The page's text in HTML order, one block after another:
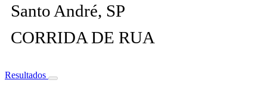
Santo André, SP
CORRIDA DE RUA
Resultados